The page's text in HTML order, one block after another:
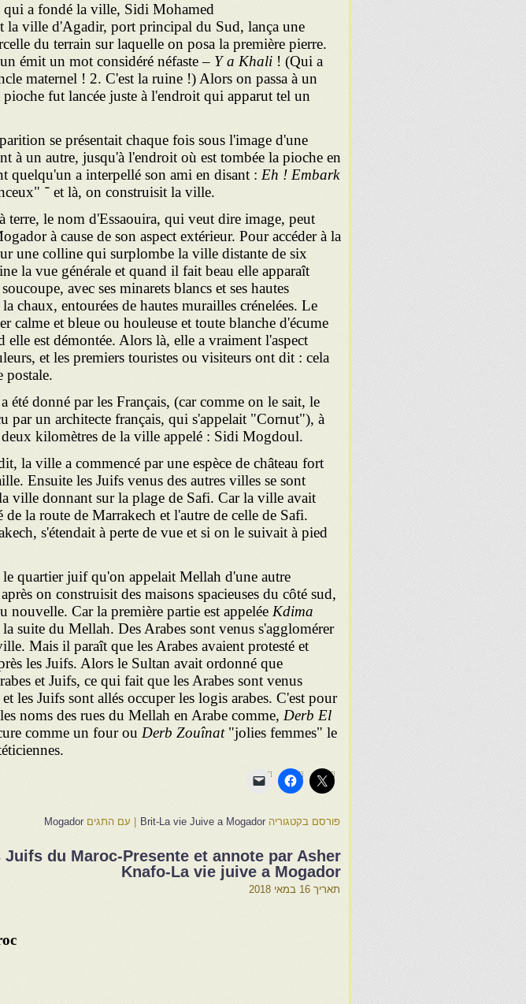
qui a fondé la ville, Sidi Mohamed
la ville d'Agadir, port principal du Sud, lança une
du terrain sur laquelle on posa la première pierre.
émit un mot considéré néfaste – Y a Khali ! (Qui a
maternel ! 2. C'est la ruine !) Alors on passa à un
fut lancée juste à l'endroit qui apparut tel un
se présentait chaque fois sous l'image d'une
à un autre, jusqu'à l'endroit où est tombée la pioche en
quelqu'un a interpellé son ami en disant : Eh ! Embark
– Ce qui veut dire "chanceux" ־ et là, on construisit la ville.
terre, le nom d'Essaouira, qui veut dire image, peut
à cause de son aspect extérieur. Pour accéder à la
une colline qui surplombe la ville distante de six
la vue générale et quand il fait beau elle apparaît
avec ses minarets blancs et ses hautes
chaux, entourées de hautes murailles crénelées. Le
calme et bleue ou houleuse et toute blanche d'écume
elle est démontée. Alors là, elle a vraiment l'aspect
et les premiers touristes ou visiteurs ont dit : cela
postale.
donné par les Français, (car comme on le sait, le
par un architecte français, qui s'appelait "Cornut"), à
deux kilomètres de la ville appelé : Sidi Mogdoul.
la ville a commencé par une espèce de château fort
Ensuite les Juifs venus des autres villes se sont
ville donnant sur la plage de Safi. Car la ville avait
la route de Marrakech et l'autre de celle de Safi.
s'étendait à perte de vue et si on le suivait à pied
quartier juif qu'on appelait Mellah d'une autre
on construisit des maisons spacieuses du côté sud,
nouvelle. Car la première partie est appelée Kdima
suite du Mellah. Des Arabes sont venus s'agglomérer
Mais il paraît que les Arabes avaient protesté et
les Juifs. Alors le Sultan avait ordonné que
et Juifs, ce qui fait que les Arabes sont venus
les Juifs sont allés occuper les logis arabes. C'est pour
noms des rues du Mellah en Arabe comme, Derb El
comme un four ou Derb Zouînat"jolies femmes" le
פורסם בקטגוריה Brit-La vie Juive a Mogador עם התגים Mogador
Juifs du Maroc-Presente et annote par Asher
Knafo-La vie juive a Mogador
תאריך 16 במאי 2018